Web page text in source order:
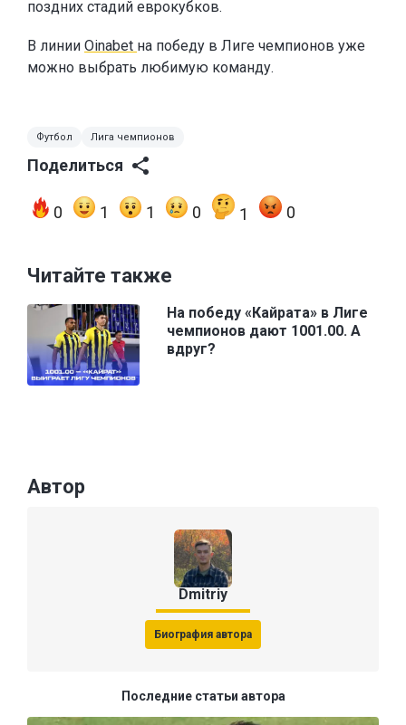
поздних стадий еврокубков.
В линии Oinabet на победу в Лиге чемпионов уже
можно выбрать любимую команду.
Футбол Лига чемпионов
Поделиться
0 1 1 0 1 0
Читайте также
На победу «Кайрата» в Лиге
чемпионов дают 1001.00. А
вдруг?
Автор
Dmitriy
Биография автора
Последние статьи автора